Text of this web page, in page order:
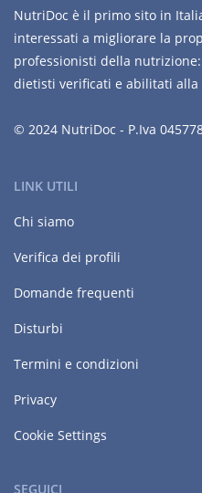
NutriDoc è il primo sito in
interessati a migliorare la
professionisti della
dietisti verificati e abilitati alla
© 2024 NutriDoc - P.Iva
LINK UTILI
Chi siamo
Verifica dei profili
Domande frequenti
Disturbi
Termini e condizioni
Privacy
Cookie Settings
SEGUICI